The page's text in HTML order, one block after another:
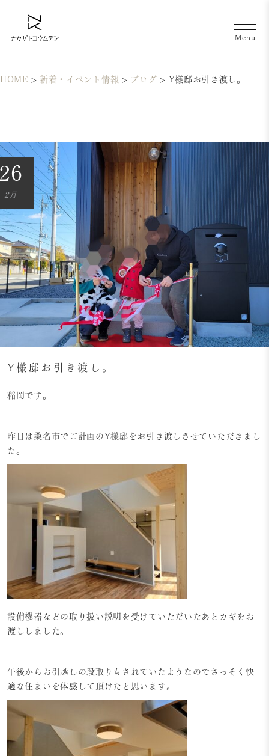
HOME > 新着・イベント情報 > ブログ > Y様邸お引き渡し。
2月
Y様邸お引き渡し。
稲岡です。
昨日は桑名市でご計画のY様邸をお引き渡しさせていただきまし
た。
設備機器などの取り扱い説明を受けていただいたあとカギをお
渡ししました。
午後からお引越しの段取りもされていたようなのでさっそく快
適な住まいを体感して頂けたと思います。